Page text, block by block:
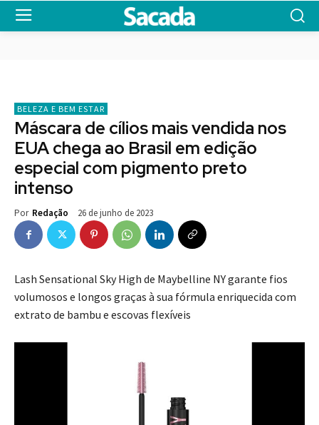
BELEZA E BEM ESTAR
Máscara de cílios mais vendida nos
EUA chega ao Brasil em edição
especial com pigmento preto
intenso
Por Redação 26 de junho de 2023
Lash Sensational Sky High de Maybelline NY garante fios
volumosos e longos graças à sua fórmula enriquecida com
extrato de bambu e escovas flexíveis